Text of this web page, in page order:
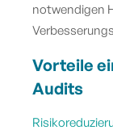
notwendigen
Vorteile
Audits